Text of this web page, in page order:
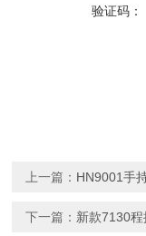
验证码：
上一篇： HN9001手
下一篇： 新款7130